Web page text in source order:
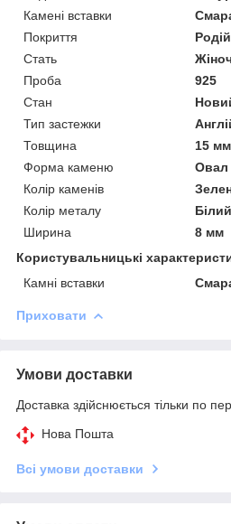
Камені вставки
Покриття
Родій
Стать
Проба
925
Стан
Тип застежки
Товщина
15 мм
Форма каменю
Овал
Колір каменів
Колір металу
Білий
Ширина
8 мм
Користувальницькі
Камні вставки
Приховати
Умови доставки
Доставка здійснюється тільки по
Нова Пошта
Всі умови доставки